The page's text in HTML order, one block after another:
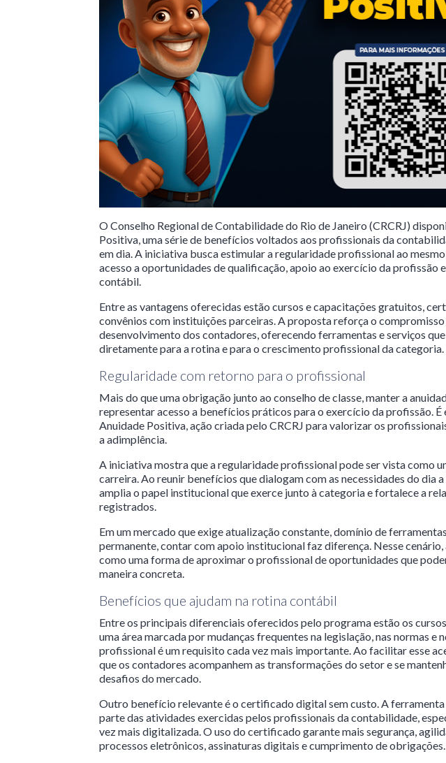
O Conselho Regional de Contabilidade do Rio de Janeiro (CRCRJ)
Positiva, uma série de benefícios voltados aos profissionais da
em dia. A iniciativa busca estimular a regularidade profissional ao
acesso a oportunidades de qualificação, apoio ao exercício da profissão
contábil.
Entre as vantagens oferecidas estão cursos e capacitações gratuitos,
convênios com instituições parceiras. A proposta reforça o
desenvolvimento dos contadores, oferecendo ferramentas e serviços
diretamente para a rotina e para o crescimento profissional da categoria.
Regularidade com retorno para o profissional
Mais do que uma obrigação junto ao conselho de classe, manter a
representar acesso a benefícios práticos para o exercício da profissão. É
Anuidade Positiva, ação criada pelo CRCRJ para valorizar os
a adimplência.
A iniciativa mostra que a regularidade profissional pode ser vista como
carreira. Ao reunir benefícios que dialogam com as necessidades do dia
amplia o papel institucional que exerce junto à categoria e fortalece a
registrados.
Em um mercado que exige atualização constante, domínio de
permanente, contar com apoio institucional faz diferença. Nesse
como uma forma de aproximar o profissional de oportunidades que
maneira concreta.
Benefícios que ajudam na rotina contábil
Entre os principais diferenciais oferecidos pelo programa estão os
uma área marcada por mudanças frequentes na legislação, nas normas e
profissional é um requisito cada vez mais importante. Ao facilitar esse
que os contadores acompanhem as transformações do setor e se
desafios do mercado.
Outro benefício relevante é o certificado digital sem custo. A ferramenta
parte das atividades exercidas pelos profissionais da contabilidade,
vez mais digitalizada. O uso do certificado garante mais segurança,
processos eletrônicos, assinaturas digitais e cumprimento de obrigações.